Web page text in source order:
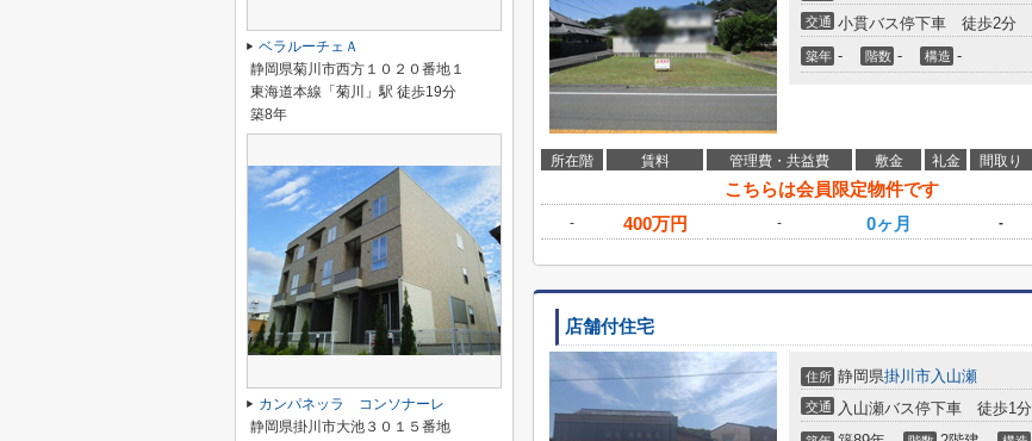
交通 小貫バス停下車 徒歩2分
築年 - 階数 - 構造 -
所在階 賃料 管理費・共益費 敷金 礼金 間取り
こちらは会員限定物件です
-
400万円 - 0ヶ月 -
店舗付住宅
住所 静岡県掛川市入山瀬
交通 入山瀬バス停下車 徒歩1分
ベラルーチェＡ
静岡県菊川市西方１０２０番地１
東海道本線「菊川」駅 徒歩19分
築8年
カンパネッラ コンソナーレ
静岡県掛川市大池３０１５番地